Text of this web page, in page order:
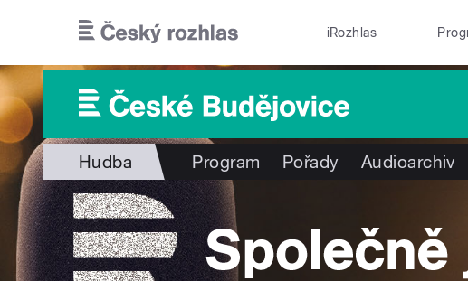
iRozhlas
Hudba Program Pořady Audioarchiv